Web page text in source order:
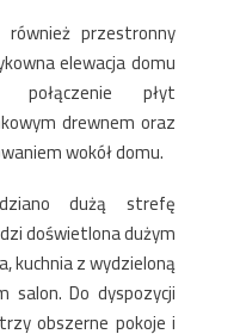
przestronny
elewacja domu
połączenie płyt
drewnem oraz
wokół domu.
dużą strefę
doświetlona dużym
kuchnia z wydzieloną
salon. Do dyspozycji
obszerne pokoje i